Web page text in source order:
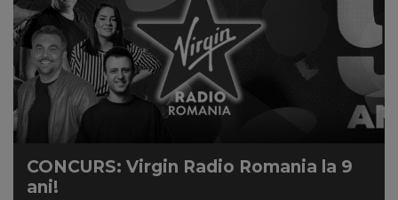
CONCURS: Virgin Radio Romania la 9
ani!